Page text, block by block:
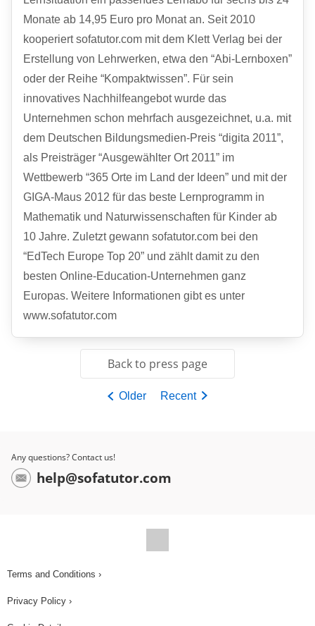
Monate ab 14,95 Euro pro Monat an. Seit 2010
kooperiert sofatutor.com mit dem Klett Verlag bei der
Erstellung von Lehrwerken, etwa den “Abi-Lernboxen”
oder der Reihe “Kompaktwissen”. Für sein
innovatives Nachhilfeangebot wurde das
Unternehmen schon mehrfach ausgezeichnet, u.a. mit
dem Deutschen Bildungsmedien-Preis “digita 2011”,
als Preisträger “Ausgewählter Ort 2011” im
Wettbewerb “365 Orte im Land der Ideen” und mit der
GIGA-Maus 2012 für das beste Lernprogramm in
Mathematik und Naturwissenschaften für Kinder ab
10 Jahre. Zuletzt gewann sofatutor.com bei den
“EdTech Europe Top 20” und zählt damit zu den
besten Online-Education-Unternehmen ganz
Europas. Weitere Informationen gibt es unter
www.sofatutor.com
Back to press page
Older Recent
Any questions? Contact us!
help@sofatutor.com
Terms and Conditions ›
Privacy Policy ›